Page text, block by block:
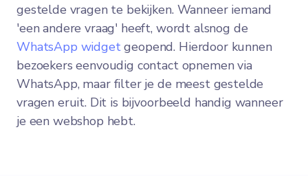
gestelde vragen te bekijken. Wanneer iemand
'een andere vraag' heeft, wordt alsnog de
WhatsApp widgetgeopend. Hierdoor kunnen
bezoekers eenvoudig contact opnemen via
WhatsApp, maar filter je de meest gestelde
vragen eruit. Dit is bijvoorbeeld handig wanneer
je een webshop hebt.